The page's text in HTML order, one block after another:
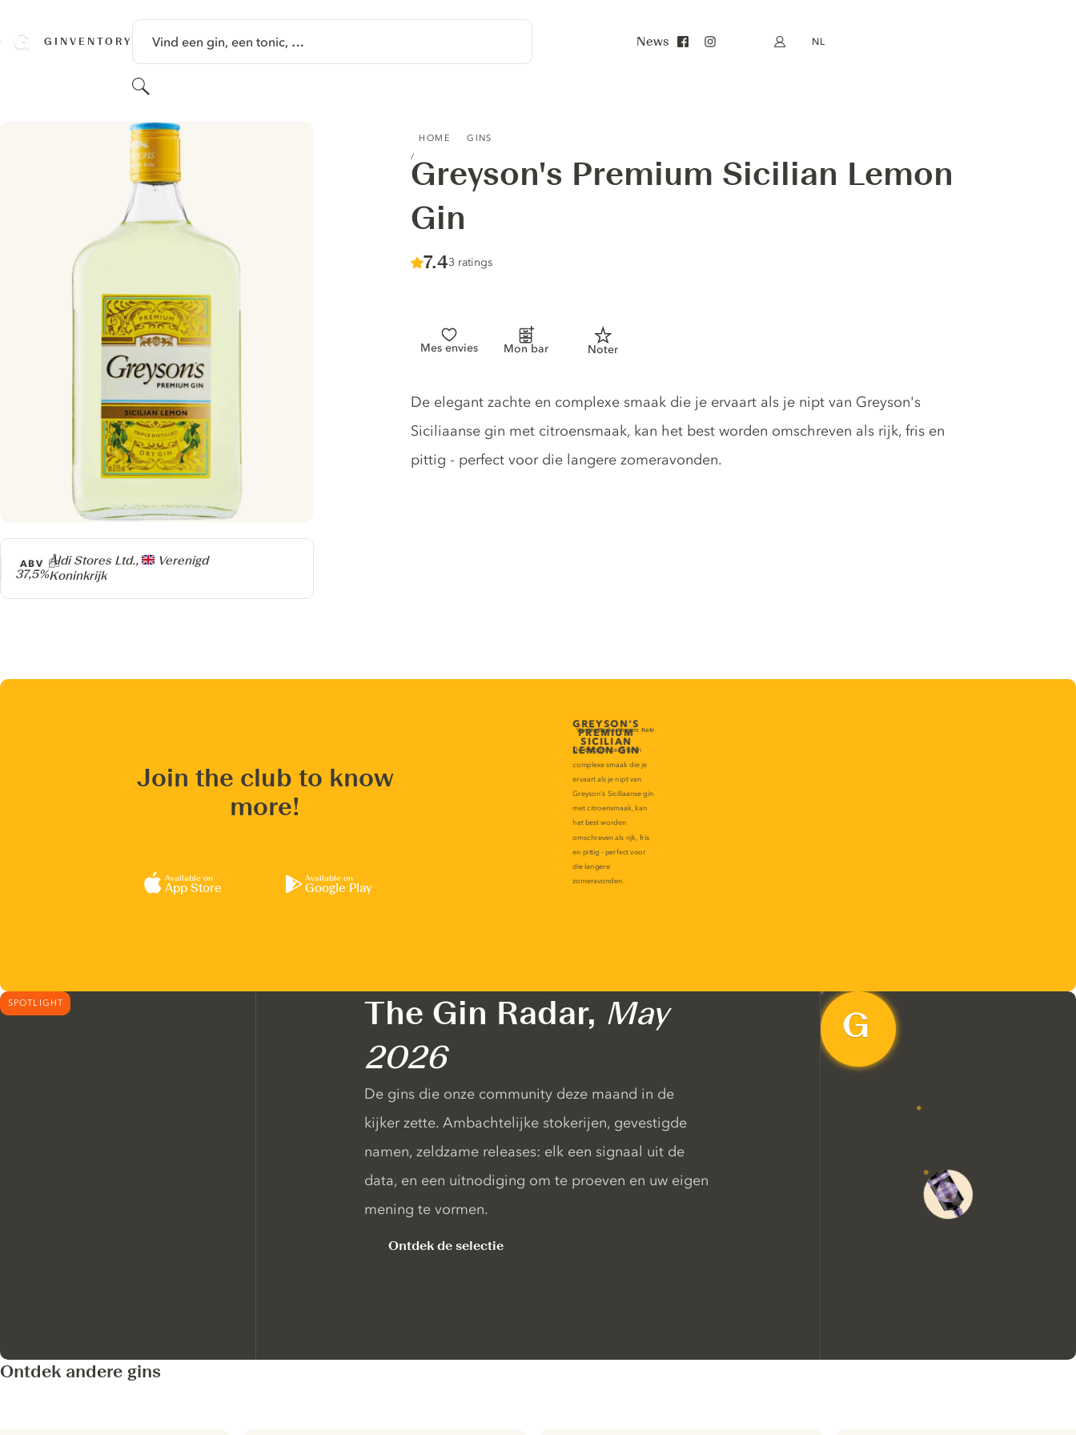
GINVENTORY Vind een gin, een tonic, …
Zoeken
News Mijn account
NL
HOME GINS
Greyson's Premium Sicilian Lemon
Gin
Score :
7.4/ 10
3 ratings
Mes envies Mon bar Noter
Producer
Aldi Stores Ltd.,
Verenigd
Koninkrijk
ABV
37,5%
Gin description
De elegant zachte en complexe smaak die je ervaart als je nipt van Greyson's
Siciliaanse gin met citroensmaak, kan het best worden omschreven als rijk, fris en
pittig - perfect voor die langere zomeravonden.
Join the club to know
more!
Available on
App Store
Available on
Google Play
SPOTLIGHT The Gin Radar, May
2026
De gins die onze community deze maand in de
kijker zette. Ambachtelijke stokerijen, gevestigde
namen, zeldzame releases: elk een signaal uit de
data, en een uitnodiging om te proeven en uw eigen
mening te vormen.
Ontdek de selectie
Ontdek andere gins